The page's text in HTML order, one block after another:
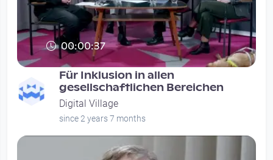
00:00:37
Für Inklusion in allen
gesellschaftlichen Bereichen
Digital Village
since 2 years 7 months